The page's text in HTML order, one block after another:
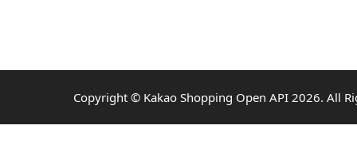
Copyright © Kakao Shopping Open API 2026. All